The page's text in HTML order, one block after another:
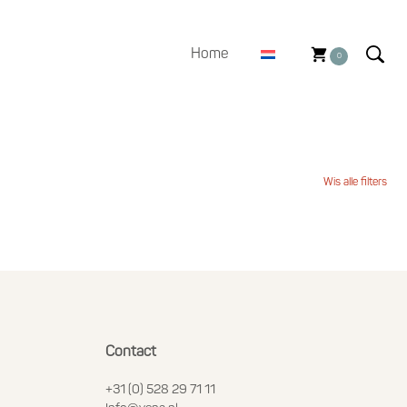
Home 0
Wis alle filters
Contact
+31 (0) 528 29 71 11